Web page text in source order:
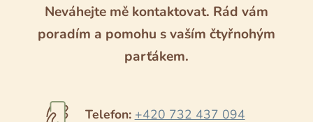
Neváhejte mě kontaktovat. Rád vám
poradím a pomohu s vaším čtyřnohým
parťákem.
Telefon: +420 732 437 094